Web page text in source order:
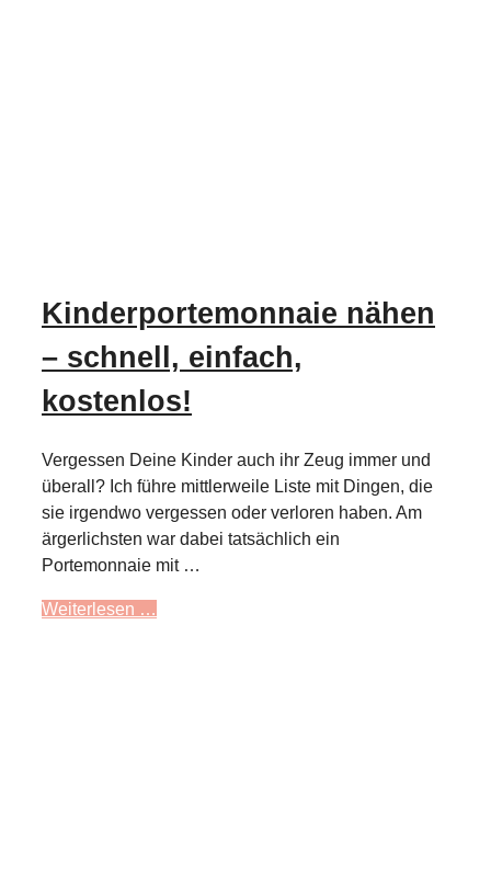
Kinderportemonnaie nähen
– schnell, einfach,
kostenlos!
Vergessen Deine Kinder auch ihr Zeug immer und
überall? Ich führe mittlerweile Liste mit Dingen, die
sie irgendwo vergessen oder verloren haben. Am
ärgerlichsten war dabei tatsächlich ein
Portemonnaie mit …
Weiterlesen …